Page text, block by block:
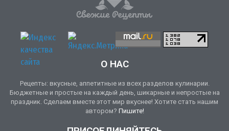
О НАС
Рецепты: вкусные, аппетитные из всех разделов кулинарии.
Бюджетные и простые на каждый день, шикарные и непростые на
праздник. Сделаем вместе этот мир вкуснее! Хотите стать нашим
автором? Пишите!